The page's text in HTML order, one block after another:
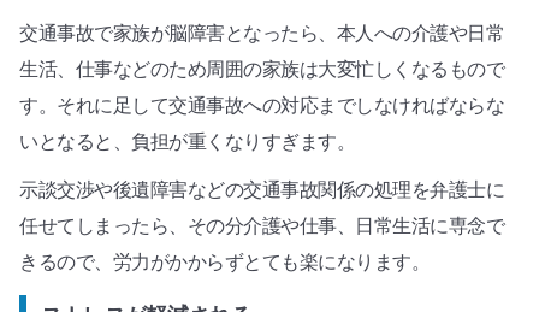
交通事故で家族が脳障害となったら、本人への介護や日常
生活、仕事などのため周囲の家族は大変忙しくなるもので
す。それに足して交通事故への対応までしなければならな
いとなると、負担が重くなりすぎます。
示談交渉や後遺障害などの交通事故関係の処理を弁護士に
任せてしまったら、その分介護や仕事、日常生活に専念で
きるので、労力がかからずとても楽になります。